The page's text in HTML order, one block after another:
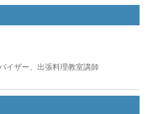
イザー、出張料理教室講師